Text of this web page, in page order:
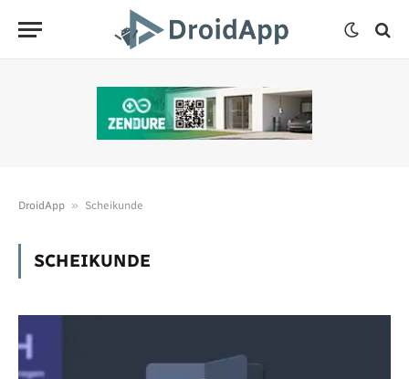
DroidApp » Scheikunde
SCHEIKUNDE